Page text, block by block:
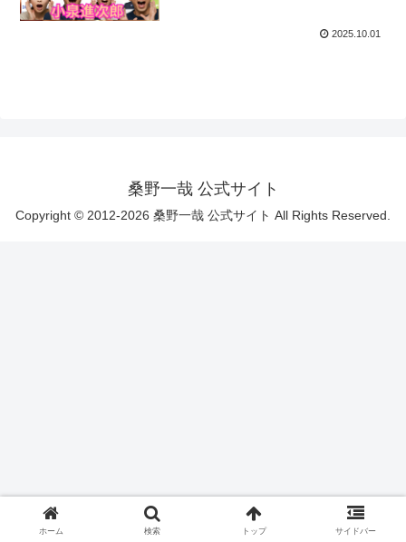
2025.10.01
桑野一哉 公式サイト
Copyright © 2012-2026 桑野一哉 公式サイト All Rights Reserved.
ホーム 検索 トップ サイドバー